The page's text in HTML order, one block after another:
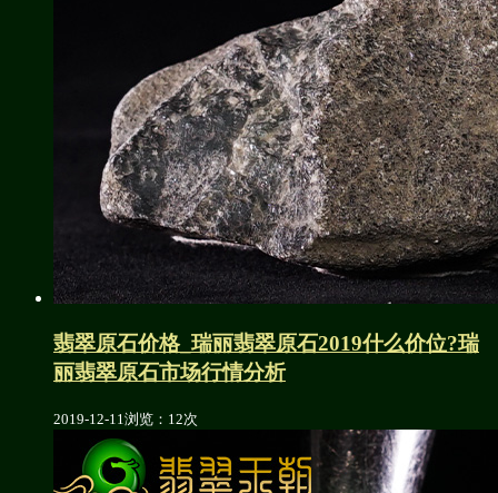
翡翠原石价格_瑞丽翡翠原石2019什么价位?瑞
丽翡翠原石市场行情分析
2019-12-11 浏览：12次